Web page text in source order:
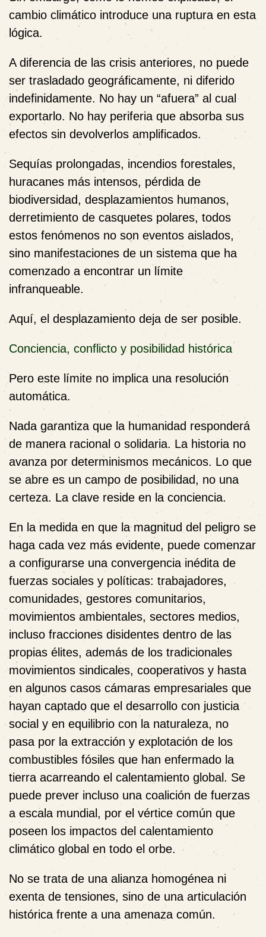
cambio climático introduce una ruptura en esta
lógica.
A diferencia de las crisis anteriores, no puede
ser trasladado geográficamente, ni diferido
indefinidamente. No hay un “afuera” al cual
exportarlo. No hay periferia que absorba sus
efectos sin devolverlos amplificados.
Sequías prolongadas, incendios forestales,
huracanes más intensos, pérdida de
biodiversidad, desplazamientos humanos,
derretimiento de casquetes polares, todos
estos fenómenos no son eventos aislados,
sino manifestaciones de un sistema que ha
comenzado a encontrar un límite
infranqueable.
Aquí, el desplazamiento deja de ser posible.
Conciencia, conflicto y posibilidad histórica
Pero este límite no implica una resolución
automática.
Nada garantiza que la humanidad responderá
de manera racional o solidaria. La historia no
avanza por determinismos mecánicos. Lo que
se abre es un campo de posibilidad, no una
certeza. La clave reside en la conciencia.
En la medida en que la magnitud del peligro se
haga cada vez más evidente, puede comenzar
a configurarse una convergencia inédita de
fuerzas sociales y políticas: trabajadores,
comunidades, gestores comunitarios,
movimientos ambientales, sectores medios,
incluso fracciones disidentes dentro de las
propias élites, además de los tradicionales
movimientos sindicales, cooperativos y hasta
en algunos casos cámaras empresariales que
hayan captado que el desarrollo con justicia
social y en equilibrio con la naturaleza, no
pasa por la extracción y explotación de los
combustibles fósiles que han enfermado la
tierra acarreando el calentamiento global. Se
puede prever incluso una coalición de fuerzas
a escala mundial, por el vértice común que
poseen los impactos del calentamiento
climático global en todo el orbe.
No se trata de una alianza homogénea ni
exenta de tensiones, sino de una articulación
histórica frente a una amenaza común.